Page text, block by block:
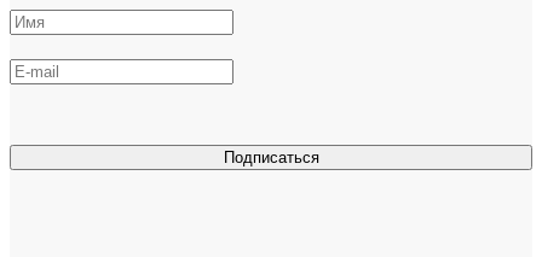
Подписаться